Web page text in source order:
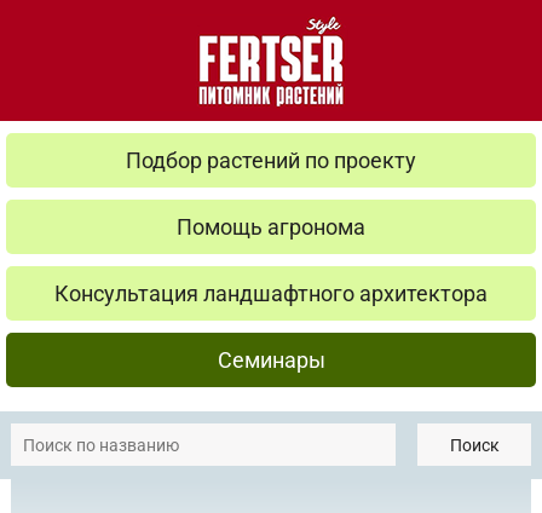
Подбор растений по проекту
Помощь агронома
Консультация ландшафтного архитектора
Семинары
Поиск